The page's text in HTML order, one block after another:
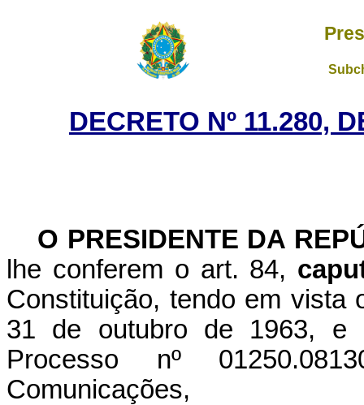
DECRETO Nº 11.280,
O PRESIDENTE DA
lhe conferem o art. 84,
Constituição, tendo em vista
31 de outubro de 1963,
Processo nº
Comunicações,